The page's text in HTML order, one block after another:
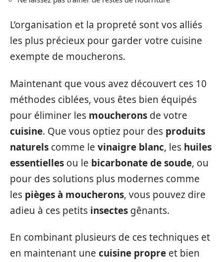
L’organisation et la propreté sont vos alliés
les plus précieux pour garder votre cuisine
exempte de moucherons.
Maintenant que vous avez découvert ces 10
méthodes ciblées, vous êtes bien équipés
pour éliminer les moucherons de votre
cuisine. Que vous optiez pour des produits
naturels comme le vinaigre blanc, les huiles
essentielles ou le bicarbonate de soude, ou
pour des solutions plus modernes comme
les pièges à moucherons, vous pouvez dire
adieu à ces petits insectes gênants.
En combinant plusieurs de ces techniques et
en maintenant une cuisine propre et bien